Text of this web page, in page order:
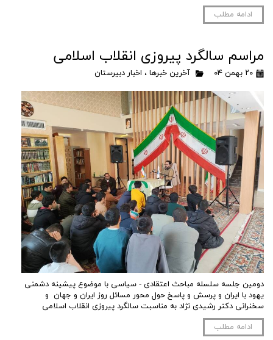
ادامه مطلب
مراسم سالگرد پیروزی انقلاب اسلامی
۲۰ بهمن ۰۴ آخرین خبرها ، اخبار دبیرستان
دومین جلسه سلسله مباحث اعتقادی - سیاسی با موضوع پیشینه دشمنی
یهود با ایران و پرسش و پاسخ حول محور مسائل روز ایران و جهان و
سخنرانی دکتر رشیدی نژاد به مناسبت سالگرد پیروزی انقلاب اسلامی
ادامه مطلب